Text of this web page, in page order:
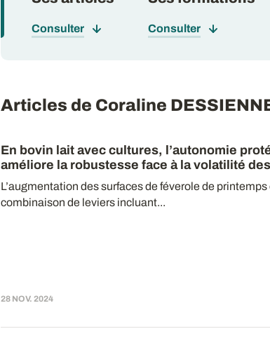
Consulter Consulter
Articles de Coraline
En bovin lait avec cultures, l’autonomie
améliore la robustesse face à la volatilité
L’augmentation des surfaces de féverole de printemps
combinaison de leviers incluant...
28 NOV. 2024